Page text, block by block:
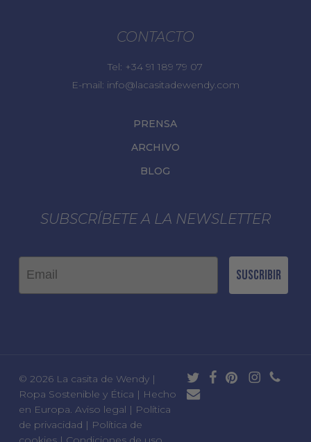
CONTACTO
Tel: +34 91 189 79 07
E-mail: info@lacasitadewendy.com
PRENSA
ARCHIVO
BLOG
SUBSCRÍBETE A LA NEWSLETTER
Email
Suscribir
© 2026 La casita de Wendy |
Ropa Sostenible y Ética | Hecho
en Europa. Aviso legal | Política
de privacidad | Política de
twitterfacebook
pinterestinstagram
phone
email